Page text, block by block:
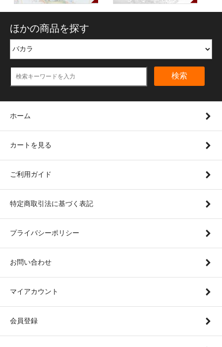
ほかの商品を探す
検索
ホーム
カートを見る
ご利用ガイド
特定商取引法に基づく表記
プライバシーポリシー
お問い合わせ
マイアカウント
会員登録